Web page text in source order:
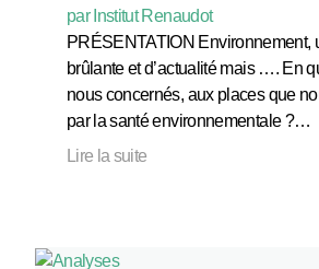
par Institut Renaudot
PRÉSENTATION Environnement,
brûlante et d’actualité mais …. En
nous concernés, aux places que
par la santé environnementale ?…
Lire la suite